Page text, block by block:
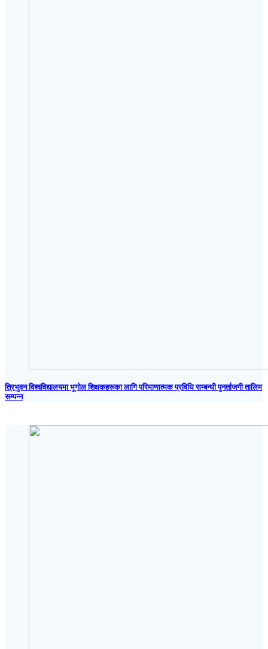
त्रिभुवन विश्वविद्यालयमा भूगोल शिक्षकहरूका लागि परिमाणात्मक प्रविधि सम्बन्धी पुनर्ताजगी तालिम
सम्पन्न